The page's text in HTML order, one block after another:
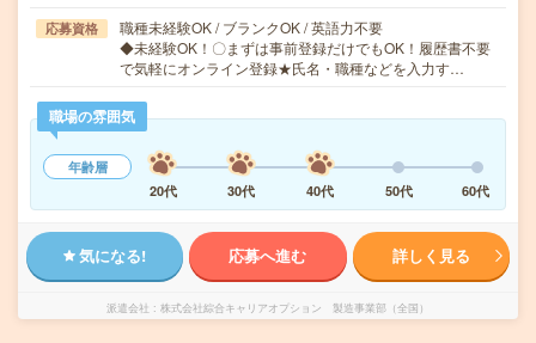
応募資格
職種未経験OK / ブランクOK / 英語力不要
◆未経験OK！〇まずは事前登録だけでもOK！履歴書不要
で気軽にオンライン登録★氏名・職種などを入力す…
職場の雰囲気
年齢層
20代
30代 40代 50代 60代
気になる! 応募へ進む 詳しく見る
派遣会社 株式会社綜合キャリアオプション 製造事業部（全国）